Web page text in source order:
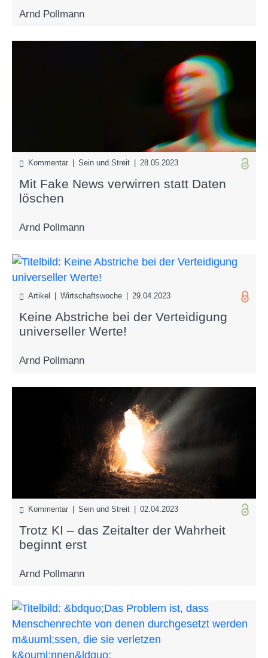
Arnd Pollmann
Kommentar | Sein und Streit | 28.05.2023
Mit Fake News verwirren statt Daten
löschen
Arnd Pollmann
Artikel | Wirtschaftswoche | 29.04.2023
Keine Abstriche bei der Verteidigung
universeller Werte!
Arnd Pollmann
Kommentar | Sein und Streit | 02.04.2023
Trotz KI – das Zeitalter der Wahrheit
beginnt erst
Arnd Pollmann